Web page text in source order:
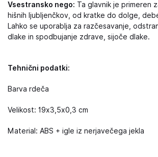
Vsestransko nego: Ta glavnik je primeren
hišnih ljubljenčkov, od kratke do dolge,
Lahko se uporablja za razčesavanje,
dlake in spodbujanje zdrave, sijoče dlake.
Tehnični podatki:
Barva rdeča
Velikost: 19x3,5x0,3 cm
Material: ABS + igle iz nerjavečega jekla